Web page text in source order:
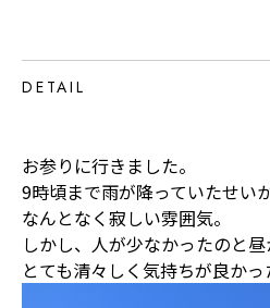
DETAIL
お参りに行きました。
9時頃まで雨が降っていたせい
なんとなく寂しい雰囲気。
しかし、人が少なかったのと昼
とても清々しく気持ちが良かっ